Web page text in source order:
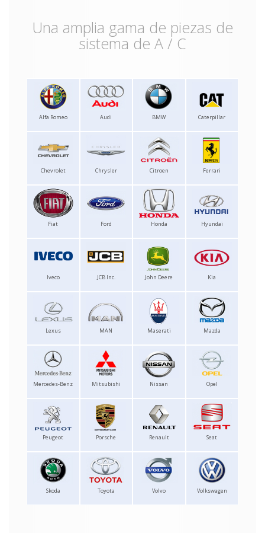
Una amplia gama de piezas de
sistema de A / C
Alfa Romeo Audi BMW Caterpillar
Chevrolet Chrysler Citroen Ferrari
Fiat Ford Honda Hyundai
Iveco JCB Inc. John Deere Kia
Lexus MAN Maserati Mazda
Mercedes-Benz Mitsubishi Nissan Opel
Peugeot Porsche Renault Seat
Skoda Toyota Volvo Volkswagen